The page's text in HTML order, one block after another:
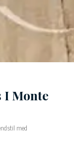
I Monte
med